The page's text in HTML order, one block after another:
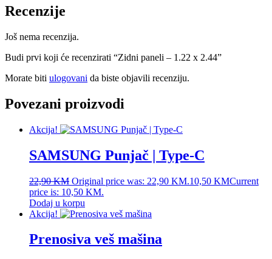
Recenzije
Još nema recenzija.
Budi prvi koji će recenzirati “Zidni paneli – 1.22 x 2.44”
Morate biti ulogovani da biste objavili recenziju.
Povezani proizvodi
Akcija!
SAMSUNG Punjač | Type-C
22,90KM Original price was: 22,90 KM.10,50 KMCurrent
price is: 10,50 KM.
Dodaj u korpu
Akcija!
Prenosiva veš mašina